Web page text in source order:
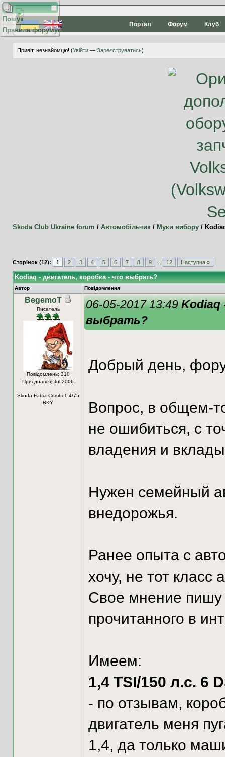
Портал Форум Клуб
Привіт, незнайомцю! (Увійти— Зареєструватись)
Skoda Club Ukraine forum / Автомобільчик/ Муки вибору /
Пошук
Правила форуму
Сторінок (12): 1 2 3 4 5 6 7 8 9 12 Наступна »
Kodiaq - двигатель, коробка - что выбрать?
Автор Повідомлення
BegemoT
Писатель
Повідомлень: 310
Приєднався: Jul 2006
Skoda Fabia Combi 1.4/75
BKY
06-05-2017 13:49Kodiaq
выбрать?
Добрый день,
Вопрос, в общем-
не ошибиться, с
владения и
Нужен семейный
внедорожья.
Ранее опыта с
хочу, не тот класс
Свое мнение пишу
прочитанного в
Имеем:
1,4 TSI/150 л.с. 6
- по отзывам,
двигатель меня
1,4, да только